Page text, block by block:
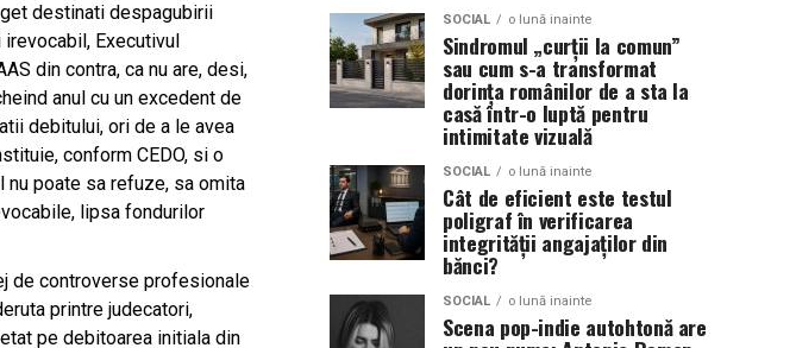
destinati despagubirii
Executivul
din contra, ca nu are, desi,
anul cu un excedent de
debitului, ori de a le avea
conform CEDO, si o
nu poate sa refuze, sa omita
lipsa fondurilor
de controverse profesionale
printre judecatori,
pe debitoarea initiala din
SOCIAL o lună inainte
Sindromul „curții la comun”
sau cum s-a transformat
dorința românilor de a sta la
casă într-o luptă pentru
intimitate vizuală
SOCIAL o lună inainte
Cât de eficient este testul
poligraf în verificarea
integrității angajaților din
bănci?
SOCIAL o lună inainte
Scena pop-indie autohtonă are